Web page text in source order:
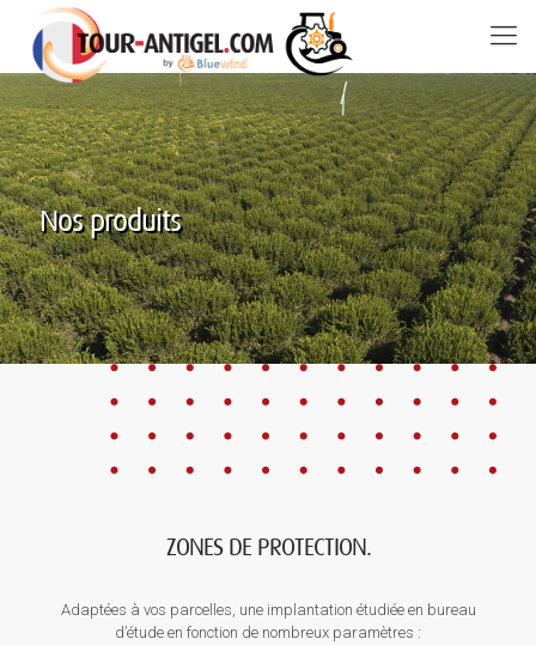
Nos produits
ZONES DE PROTECTION.
Adaptées à vos parcelles, une implantation étudiée en bureau
d’étude en fonction de nombreux paramètres :